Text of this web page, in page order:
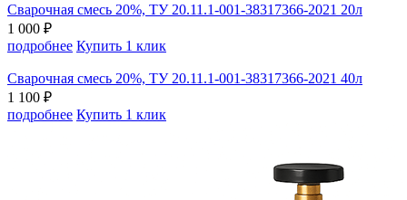
Сварочная смесь 20%, ТУ 20.11.1-001-38317366-2021 20л
1 000 ₽
подробнее Купить 1 клик
Сварочная смесь 20%, ТУ 20.11.1-001-38317366-2021 40л
1 100 ₽
подробнее Купить 1 клик